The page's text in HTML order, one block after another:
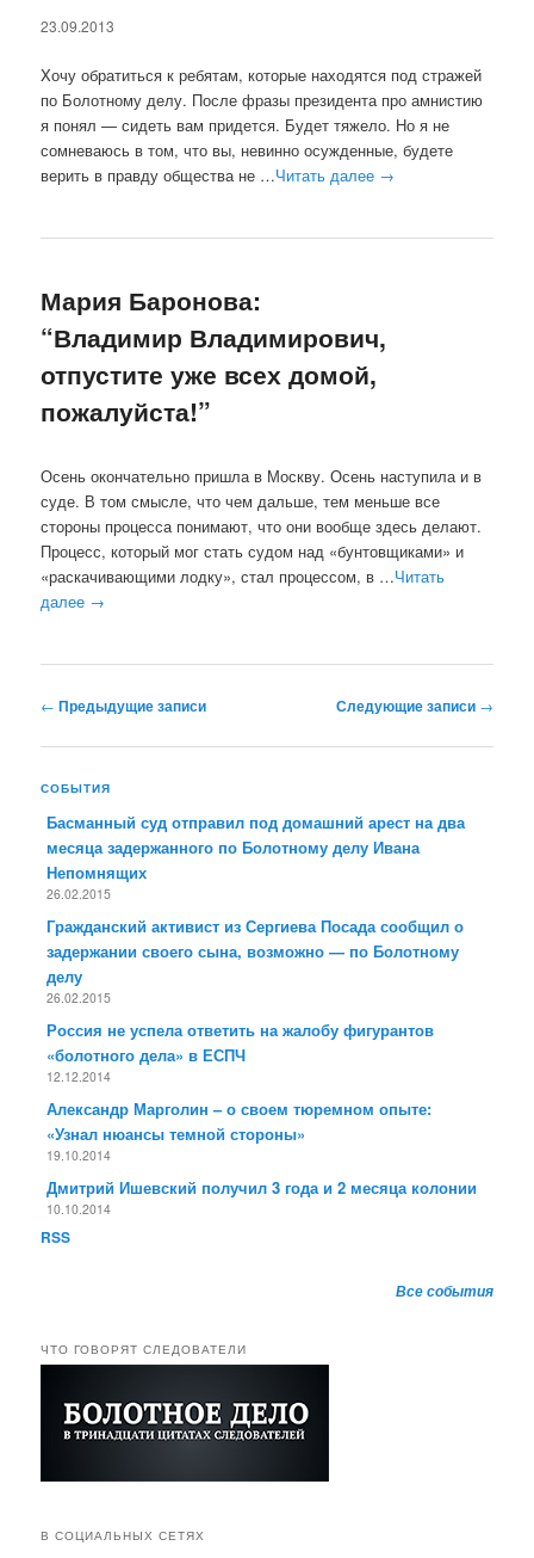
23.09.2013
Xочу обратиться к ребятам, которые находятся под стражей
по Болотному делу. После фразы президента про амнистию
я понял — сидеть вам придется. Будет тяжело. Но я не
сомневаюсь в том, что вы, невинно осужденные, будете
верить в правду общества не …Читать далее →
Мария Баронова:
“Владимир Владимирович,
отпустите уже всех домой,
пожалуйста!”
Осень окончательно пришла в Москву. Осень наступила и в
суде. В том смысле, что чем дальше, тем меньше все
стороны процесса понимают, что они вообще здесь делают.
Процесс, который мог стать судом над «бунтовщиками» и
«раскачивающими лодку», стал процессом, в …Читать
далее →
Навигация по записям
← Предыдущие записи Следующие записи →
СОБЫТИЯ
Басманный суд отправил под домашний арест на два
месяца задержанного по Болотному делу Ивана
Непомнящих
26.02.2015
Гражданский активист из Сергиева Посада сообщил о
задержании своего сына, возможно — по Болотному
делу
26.02.2015
Россия не успела ответить на жалобу фигурантов
«болотного дела» в ЕСПЧ
12.12.2014
Александр Марголин – о своем тюремном опыте:
«Узнал нюансы темной стороны»
19.10.2014
Дмитрий Ишевский получил 3 года и 2 месяца колонии
10.10.2014
RSS
Все события
ЧТО ГОВОРЯТ СЛЕДОВАТЕЛИ
В СОЦИАЛЬНЫХ СЕТЯХ